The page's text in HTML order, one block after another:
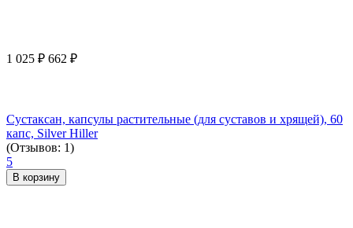
1 025 ₽ 662 ₽
Сустаксан, капсулы растительные (для суставов и хрящей), 60
капс, Silver Hiller
(Отзывов: 1)
5
В корзину